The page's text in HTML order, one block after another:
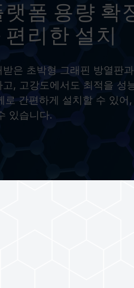
폼 용량 확
리한 설치
받은 초박형 그래핀 방열판
, 고강도에서도 최적을 성
로 간편하게 설치할 수 있
있습니다.